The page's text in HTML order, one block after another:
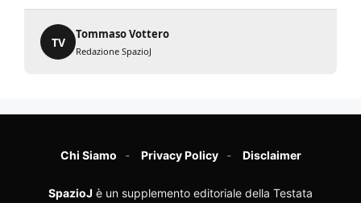
TV
Tommaso Vottero
Redazione SpazioJ
Chi Siamo Privacy Policy Disclaimer
SpazioJ è un supplemento editoriale della Testata